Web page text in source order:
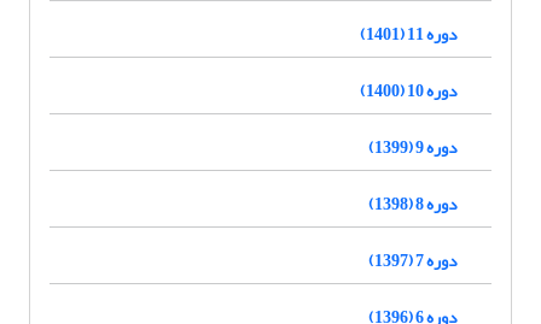
دوره 11 (1401)
دوره 10 (1400)
دوره 9 (1399)
دوره 8 (1398)
دوره 7 (1397)
دوره 6 (1396)